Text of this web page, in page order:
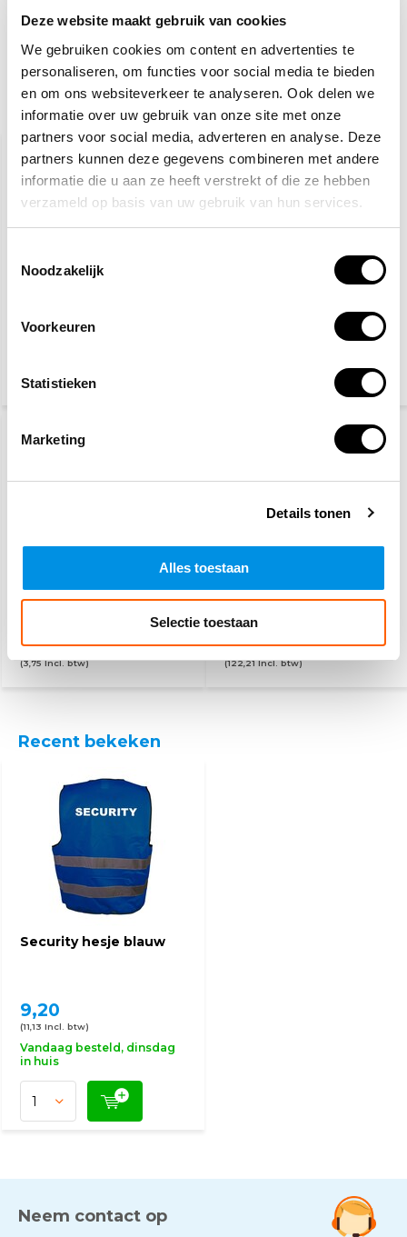
Deze website maakt gebruik van cookies
We gebruiken cookies om content en advertenties te
personaliseren, om functies voor social media te bieden
en om ons websiteverkeer te analyseren. Ook delen we
informatie over uw gebruik van onze site met onze
partners voor social media, adverteren en analyse. Deze
partners kunnen deze gegevens combineren met andere
informatie die u aan ze heeft verstrekt of die ze hebben
verzameld op basis van uw gebruik van hun services.
Noodzakelijk
Voorkeuren
Statistieken
Marketing
Details tonen
Alles toestaan
Selectie toestaan
Toevoegen aan winkelwagen
Gerelateerde producten
(33,28 Incl. btw)
werkhandschoenen
3,10
(3,75 Incl. btw)
BHV hesje oranje - 25
hesjes
101,-
(122,21 Incl. btw)
Recent bekeken
Security hesje blauw
9,20
(11,13 Incl. btw)
Vandaag besteld, dinsdag
in huis
Neem contact op